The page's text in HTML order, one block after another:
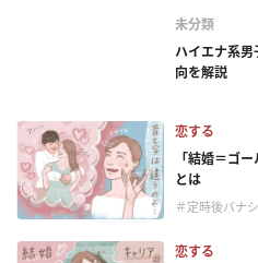
未分類
ハイエナ系
向を解説
恋する
「結婚＝ゴ
とは
＃定時後バナシ
恋する